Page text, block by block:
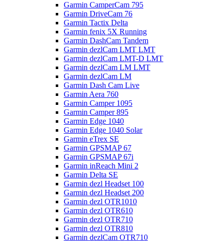
Garmin CamperCam 795
Garmin DriveCam 76
Garmin Tactix Delta
Garmin fenix 5X Running
Garmin DashCam Tandem
Garmin dezlCam LMT LMT
Garmin dezlCam LMT-D LMT
Garmin dezlCam LM LMT
Garmin dezlCam LM
Garmin Dash Cam Live
Garmin Aera 760
Garmin Camper 1095
Garmin Camper 895
Garmin Edge 1040
Garmin Edge 1040 Solar
Garmin eTrex SE
Garmin GPSMAP 67
Garmin GPSMAP 67i
Garmin inReach Mini 2
Garmin Delta SE
Garmin dezl Headset 100
Garmin dezl Headset 200
Garmin dezl OTR1010
Garmin dezl OTR610
Garmin dezl OTR710
Garmin dezl OTR810
Garmin dezlCam OTR710